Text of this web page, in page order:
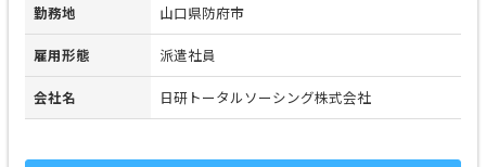
勤務地 山口県防府市
雇用形態 派遣社員
会社名 日研トータルソーシング株式会社